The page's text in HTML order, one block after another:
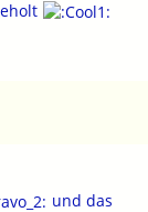
und das